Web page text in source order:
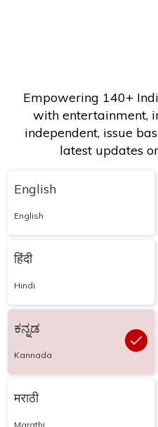
Empowering 140+
with entertainment,
independent, issue
latest updates
English
English
हिंदी
Hindi
ಕನ್ನಡ
Kannada
मराठी
Marathi